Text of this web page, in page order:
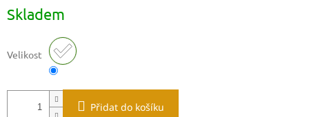
cena:
Skladem
Velikost
Přidat do košíku